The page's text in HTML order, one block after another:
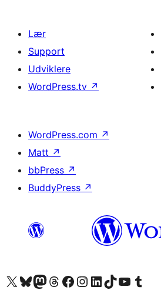
Lær
Support
Udviklere
WordPress.tv ↗
WordPress.com ↗
Matt ↗
bbPress ↗
BuddyPress ↗
Besøg vores X (tidligere Twitter) konto
Besøg vores Bluesky-konto
Besøg vores Mastodon konto
Besøg vores Threads-konto
Besøg vores Facebook sideBesøg vores Instagram konto
Besøg vores LinkedIn konto
Besøg vores TikTok-konto
Besøg vores YouTube-kanalBesøg vores Tumblr-konto